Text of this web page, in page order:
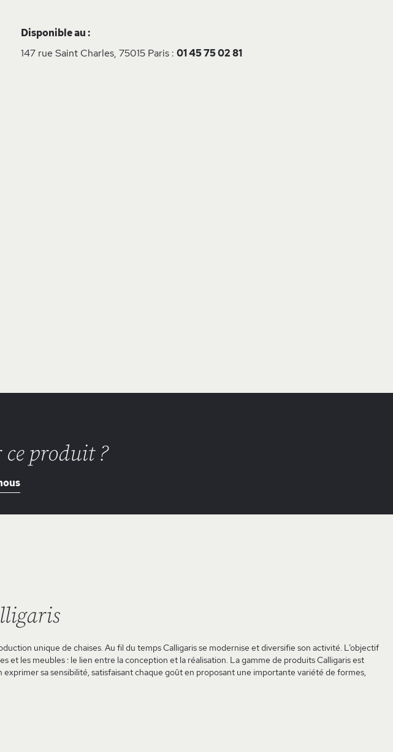
Disponible au :
147 rue Saint Charles, 75015 Paris : 01 45 75 02 81
ce produit ?
unique de chaises. Au fil du temps Calligaris se modernise et diversifie son activité. L’objectif
et les meubles : le lien entre la conception et la réalisation. La gamme de produits Calligaris est
exprimer sa sensibilité, satisfaisant chaque goût en proposant une importante variété de formes,